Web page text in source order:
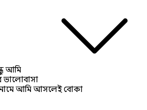
আমি
ভালোবাসা
আমি আসলেই বোকা